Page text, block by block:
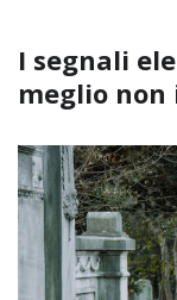
I segnali
meglio